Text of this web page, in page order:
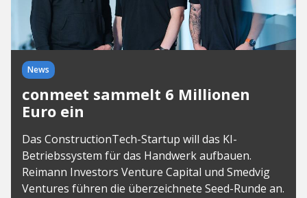
News
conmeet sammelt 6 Millionen
Euro ein
Das ConstructionTech-Startup will das KI-
Betriebssystem für das Handwerk aufbauen.
Reimann Investors Venture Capital und Smedvig
Ventures führen die überzeichnete Seed-Runde an.